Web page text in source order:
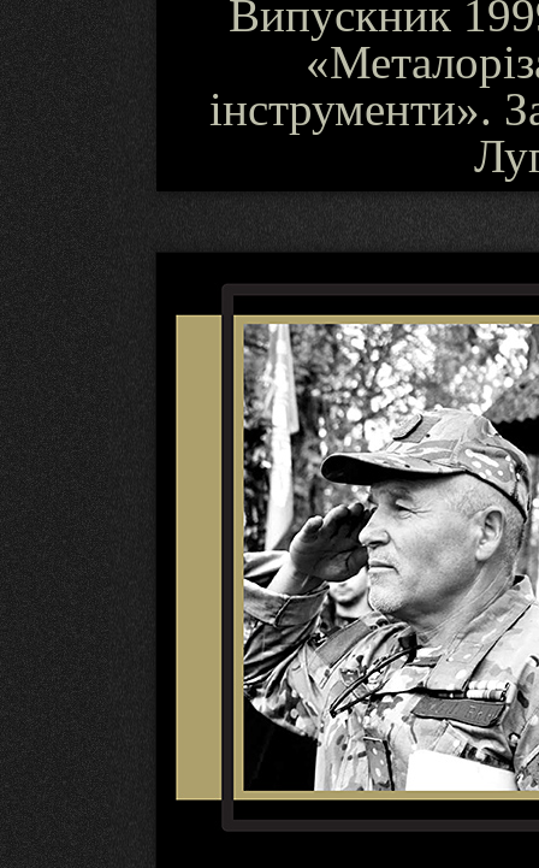
Випускник
інструменти».